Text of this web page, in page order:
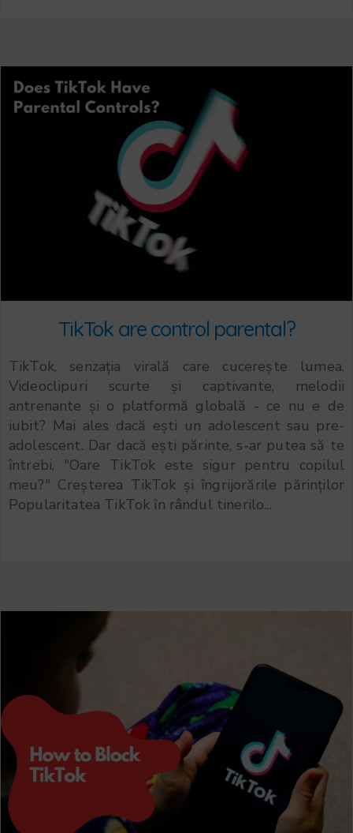
TikTok are control parental?
TikTok, senzația virală care cucerește lumea.
Videoclipuri scurte și captivante, melodii
antrenante și o platformă globală - ce nu e de
iubit? Mai ales dacă ești un adolescent sau pre-
adolescent. Dar dacă ești părinte, s-ar putea să te
întrebi, "Oare TikTok este sigur pentru copilul
meu?" Creșterea TikTok și îngrijorările părinților
Popularitatea TikTok în rândul tinerilo...